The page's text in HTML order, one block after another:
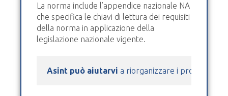
La norma include l’appendice nazionale NA
che specifica le chiavi di lettura dei requisiti
della norma in applicazione della
legislazione nazionale vigente.
Asint può aiutarvi a riorganizzare i processi